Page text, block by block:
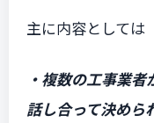
主に内容としては
・複数の工事業
話し合って決めら